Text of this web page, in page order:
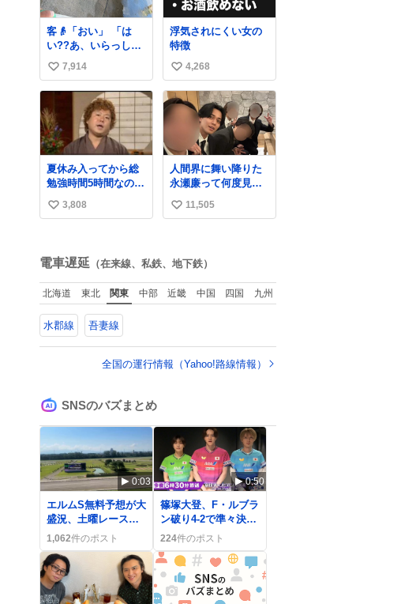
ている所じゃなかっ
たかな
一部エリア限定商品
で8月5日に発注が終
了したため店舗に置
いてあるところ少な
いですが見つけたら
即買いです🤩❣️
客👴「おい」 「は
い??あ、いらっしゃ
いませ」 👴「さっき
からずっと水出しっ
ぱなしでもったいな
いだろ」 「静電気を
逃がし、熱くなった
地面の温度を下げ、
引火事故の防止の為
必要な作業です」 👴
「水不足の昨今にも
ったいないことをす
るな!!」 それでは歌
います、聞いてくだ
い
い
ね
数
7,914
浮気されにくい女の
特徴
い
い
ね
数
4,268
夏休み入ってから総
勉強時間5時間なのに
明後日京大オープン
で今これ
い
数
3,808
人間界に舞い降りた
永瀬廉って何度見て
も究極のアイドル過
ぎてずっと味する。
い
数
11,505
電車遅延 （在来線、私鉄、地下鉄）
北海道 東北 関東 中部 近畿 中国 四国 九州
水郡線 吾妻線
全国の運行情報（Yahoo!路線情報）
SNSのバズまとめ
0:03
エルムS無料予想が大
盛況、土曜レースで
ユーザーが情報をシ
ェアして盛り上がり
1,062件のポスト
0:50
篠塚大登、F・ルブラ
ン破り4-2で準々決勝
突破 ファン熱狂の
声が広がる
224件のポスト